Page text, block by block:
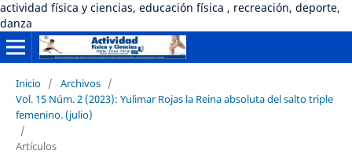
actividad física y ciencias, educación física , recreación, deporte,
danza
Inicio / Archivos /
Vol. 15 Núm. 2 (2023): Yulimar Rojas la Reina absoluta del salto triple
femenino. (julio)
/
Artículos